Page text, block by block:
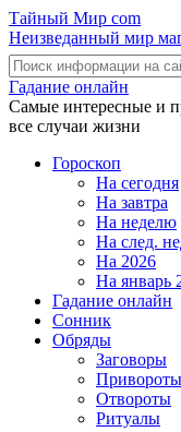
Тайный Мир com
Неизведанный мир
Гадание онлайн
Самые интересные и
все случаи жизни
Гороскоп
На сегодня
На завтра
На неделю
На след.
На 2026
На январь
Гадание онлайн
Сонник
Обряды
Заговоры
Привороты
Отвороты
Ритуалы